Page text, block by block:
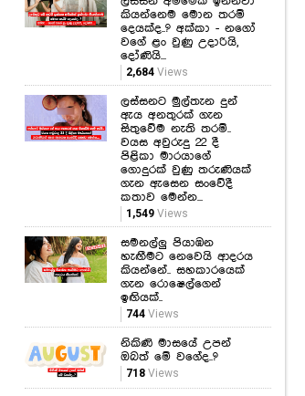
2,684Views
ලස්සනට මුල්තැන දුන්
ඇය අනතුරක් ගැන
සිතුවේම නැති තරම්..
වයස අවුරුදු 22 දී
ගොදුරක් වුණු තරුණියක්
ගැන ඇසෙන සංවේදී
කතාව මෙන්න...
1,549 Views
සමනල්ලු පියාඹන
හැඟීමට නෙවෙයි ආදරය
කියන්නේ.. සහකාරයෙක්
ගැන රොෂෙල්ගෙන්
744Views
නිකිණි මාසයේ උපන්
ඔබත් මේ වගේද..?
718 Views
"ජීවිතේ ලස්සනම ගමන
ඔයා එක්ක යන්න ලැබුණ
එක තමයි මගේ ලොකුම
වාසනාව..." සැනසීම සතුට